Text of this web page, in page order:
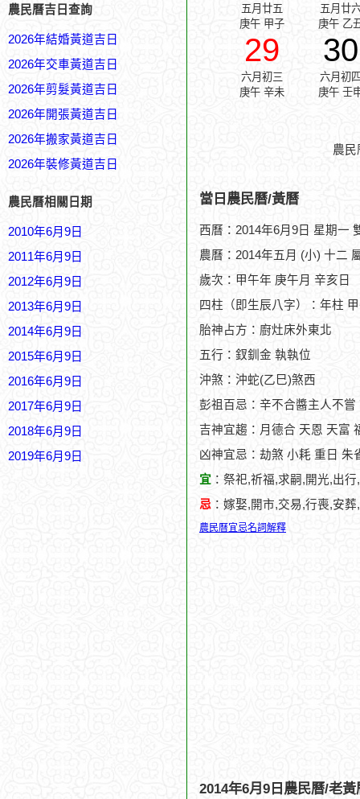
農民曆吉日查詢
2026年結婚黃道吉日
2026年交車黃道吉日
2026年剪髮黃道吉日
2026年開張黃道吉日
2026年搬家黃道吉日
2026年裝修黃道吉日
農民曆相關日期
2010年6月9日
2011年6月9日
2012年6月9日
2013年6月9日
2014年6月9日
2015年6月9日
2016年6月9日
2017年6月9日
2018年6月9日
2019年6月9日
五月廿五
庚午 甲子
五月廿
庚午 乙
29
六月初三
庚午 辛未
30
六月初
庚午 壬
農
當日農民曆/黃曆
西曆：2014年6月9日 星期一
農曆：2014年五月 (小) 十二
歲次：甲午年 庚午月 辛亥日
四柱（即生辰八字）：年柱
胎神占方：廚灶床外東北
五行：釵釧金 執執位
沖煞：沖蛇(乙巳)煞西
彭祖百忌：辛不合醬主人不
吉神宜趨：月德合 天恩 天富
凶神宜忌：劫煞 小耗 重日 朱
宜 ：祭祀,祈福,求嗣,開光,出
忌 ：嫁娶,開市,交易,行喪,安葬
農民曆宜忌名詞解釋
2014年6月9日農民曆/老